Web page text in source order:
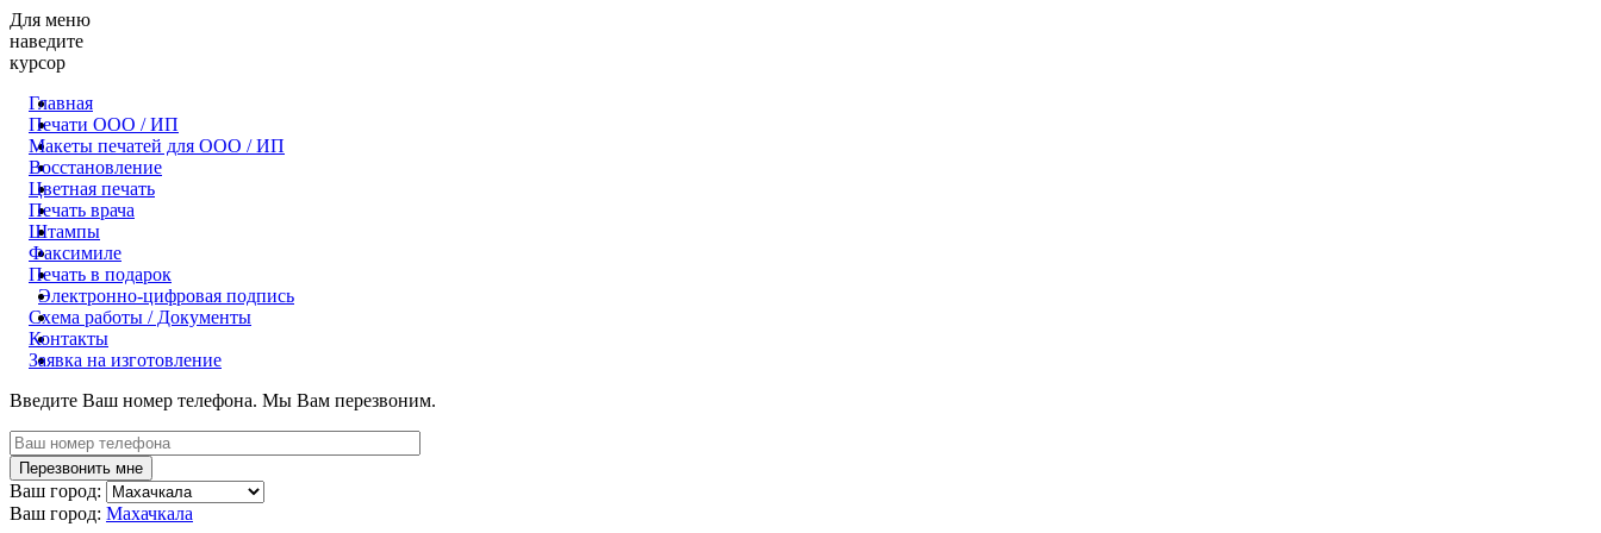
Для меню
наведите
курсор
Главная
Печати ООО / ИП
Макеты печатей для OOO / ИП
Восстановление
Цветная печать
Печать врача
Штампы
Факсимиле
Печать в подарок
Электронно-цифровая подпись
Схема работы / Документы
Контакты
Заявка на изготовление
Введите Ваш номер телефона. Мы Вам перезвоним.
Ваш город:
Ваш город: Махачкала